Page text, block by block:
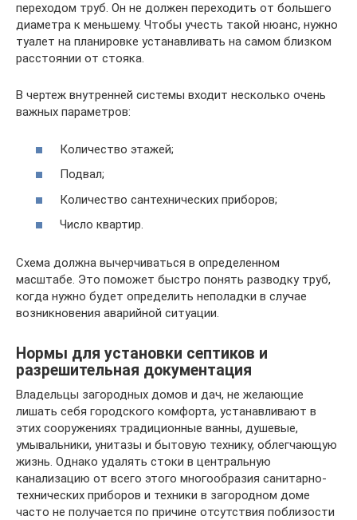
переходом труб. Он не должен переходить от большего
диаметра к меньшему. Чтобы учесть такой нюанс, нужно
туалет на планировке устанавливать на самом близком
расстоянии от стояка.
В чертеж внутренней системы входит несколько очень
важных параметров:
Количество этажей;
Подвал;
Количество сантехнических приборов;
Число квартир.
Схема должна вычерчиваться в определенном
масштабе. Это поможет быстро понять разводку труб,
когда нужно будет определить неполадки в случае
возникновения аварийной ситуации.
Нормы для установки септиков и
разрешительная документация
Владельцы загородных домов и дач, не желающие
лишать себя городского комфорта, устанавливают в
этих сооружениях традиционные ванны, душевые,
умывальники, унитазы и бытовую технику, облегчающую
жизнь. Однако удалять стоки в центральную
канализацию от всего этого многообразия санитарно-
технических приборов и техники в загородном доме
часто не получается по причине отсутствия поблизости